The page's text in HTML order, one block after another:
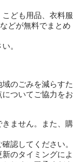
ども用品、衣料服
どが無料でまとめ
のごみを減らすた
ついてご協力をお
きません。また、購
認してください。
のタイミングによ